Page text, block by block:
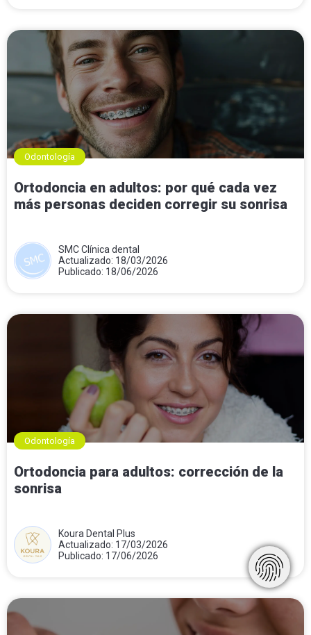
Odontología
Ortodoncia en adultos: por qué cada vez
más personas deciden corregir su sonrisa
SMC Clínica dental
Actualizado: 18/03/2026
Publicado: 18/06/2026
Odontología
Ortodoncia para adultos: corrección de la
sonrisa
Koura Dental Plus
Actualizado: 17/03/2026
Publicado: 17/06/2026